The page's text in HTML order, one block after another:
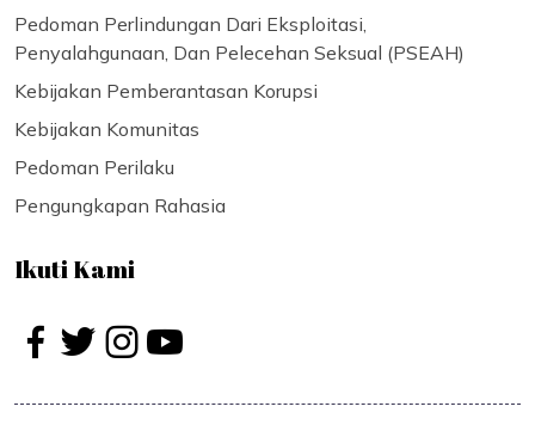
Pedoman Perlindungan Dari Eksploitasi,
Penyalahgunaan, Dan Pelecehan Seksual (PSEAH)
Kebijakan Pemberantasan Korupsi
Kebijakan Komunitas
Pedoman Perilaku
Pengungkapan Rahasia
Ikuti Kami